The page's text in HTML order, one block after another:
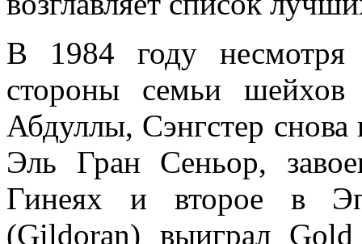
В 1984 году несмотря
стороны семьи
Абдуллы, Сэнгстер снова
Эль Гран Сеньор,
Гинеях и второе в
(Gildoran) выиграл